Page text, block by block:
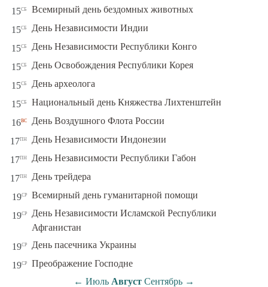
15сб Всемирный день бездомных животных
15сб День Независимости Индии
15сб День Независимости Республики Конго
15сб День Освобождения Республики Корея
15сб День археолога
15сб Национальный день Княжества Лихтенштейн
16вс День Воздушного Флота России
17пн День Независимости Индонезии
17пн День Независимости Республики Габон
17пн День трейдера
19ср Всемирный день гуманитарной помощи
19ср
День Независимости Исламской Республики
Афганистан
19ср День пасечника Украины
19ср Преображение Господне
← Июль Август Сентябрь →